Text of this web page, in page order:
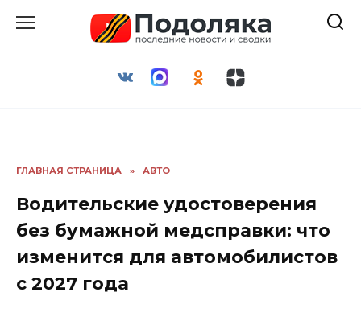
ГЛАВНАЯ СТРАНИЦА » АВТО
Водительские удостоверения
без бумажной медсправки: что
изменится для автомобилистов
с 2027 года